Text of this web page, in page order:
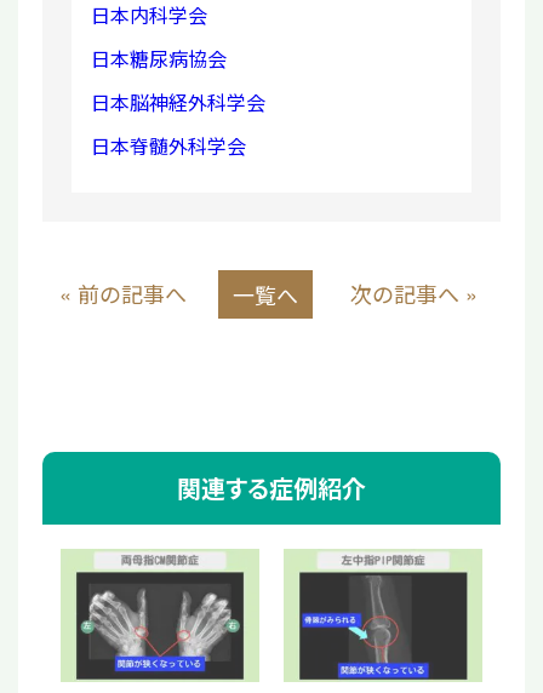
日本内科学会
日本糖尿病協会
日本脳神経外科学会
日本脊髄外科学会
« 前の記事へ 一覧へ 次の記事へ »
関連する症例紹介